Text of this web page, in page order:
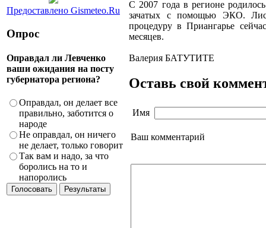
Предоставлено Gismeteo.Ru
Опрос
Оправдал ли Левченко
ваши ожидания на посту
губернатора региона?
Оправдал, он делает все
правильно, заботится о
народе
Не оправдал, он ничего
не делает, только говорит
Так вам и надо, за что
боролись на то и
напоролись
С 2007 года в регионе
зачатых с помощью ЭКО.
процедуру в Приангарье
месяцев.
Валерия БАТУТИТЕ
Оставь свой
Имя
Ваш комментарий